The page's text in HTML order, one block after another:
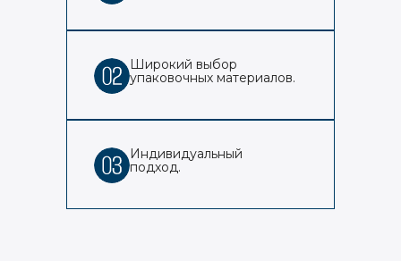
Широкий выбор
упаковочных материалов.
Индивидуальный
подход.